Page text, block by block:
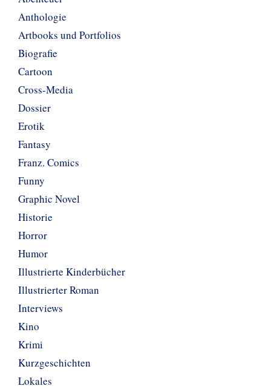
Anthologie
Artbooks und Portfolios
Biografie
Cartoon
Cross-Media
Dossier
Erotik
Fantasy
Franz. Comics
Funny
Graphic Novel
Historie
Horror
Humor
Illustrierte Kinderbücher
Illustrierter Roman
Interviews
Kino
Krimi
Kurzgeschichten
Lokales